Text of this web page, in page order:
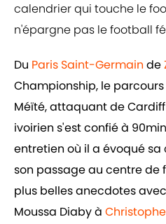
calendrier qui touche le
n'épargne pas le football
Du Paris Saint-Germain de
Championship, le
Méïté, attaquant de
ivoirien s'est confié à
entretien où il a évoqué sa
son passage au centre de
plus belles anecdotes
Moussa Diaby à